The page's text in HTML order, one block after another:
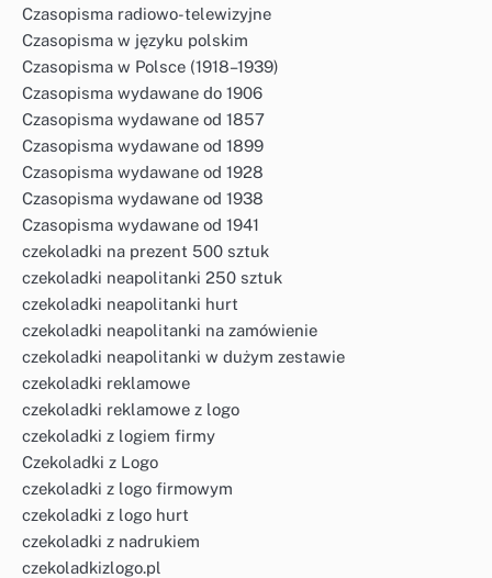
Czasopisma radiowo-telewizyjne
Czasopisma w języku polskim
Czasopisma w Polsce (1918–1939)
Czasopisma wydawane do 1906
Czasopisma wydawane od 1857
Czasopisma wydawane od 1899
Czasopisma wydawane od 1928
Czasopisma wydawane od 1938
Czasopisma wydawane od 1941
czekoladki na prezent 500 sztuk
czekoladki neapolitanki 250 sztuk
czekoladki neapolitanki hurt
czekoladki neapolitanki na zamówienie
czekoladki neapolitanki w dużym zestawie
czekoladki reklamowe
czekoladki reklamowe z logo
czekoladki z logiem firmy
Czekoladki z Logo
czekoladki z logo firmowym
czekoladki z logo hurt
czekoladki z nadrukiem
czekoladkizlogo.pl